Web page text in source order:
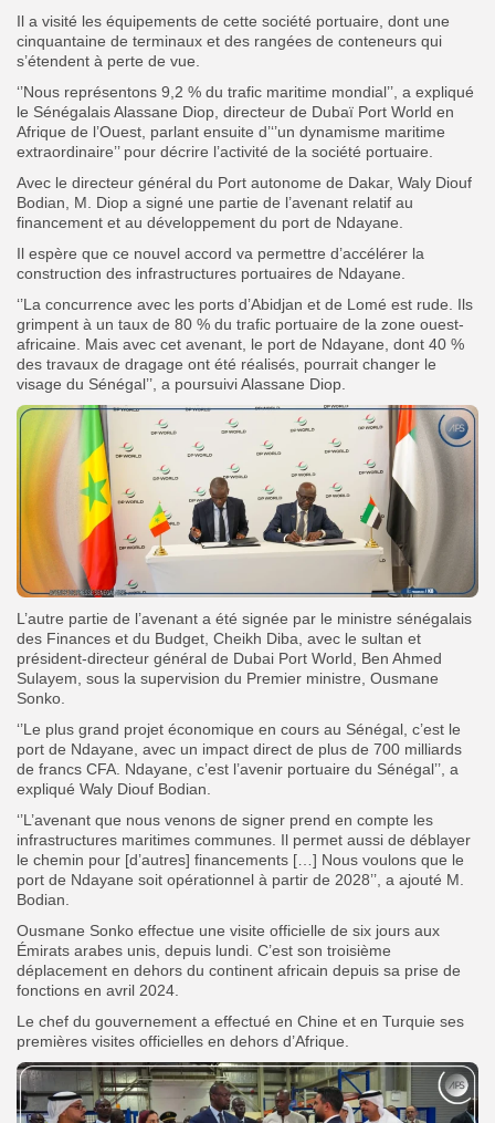
Il a visité les équipements de cette société portuaire, dont une
cinquantaine de terminaux et des rangées de conteneurs qui
s’étendent à perte de vue.
‘’Nous représentons 9,2 % du trafic maritime mondial’’, a expliqué
le Sénégalais Alassane Diop, directeur de Dubaï Port World en
Afrique de l’Ouest, parlant ensuite d’‘’un dynamisme maritime
extraordinaire’’ pour décrire l’activité de la société portuaire.
Avec le directeur général du Port autonome de Dakar, Waly Diouf
Bodian, M. Diop a signé une partie de l’avenant relatif au
financement et au développement du port de Ndayane.
Il espère que ce nouvel accord va permettre d’accélérer la
construction des infrastructures portuaires de Ndayane.
‘’La concurrence avec les ports d’Abidjan et de Lomé est rude. Ils
grimpent à un taux de 80 % du trafic portuaire de la zone ouest-
africaine. Mais avec cet avenant, le port de Ndayane, dont 40 %
des travaux de dragage ont été réalisés, pourrait changer le
visage du Sénégal’’, a poursuivi Alassane Diop.
L’autre partie de l’avenant a été signée par le ministre sénégalais
des Finances et du Budget, Cheikh Diba, avec le sultan et
président-directeur général de Dubai Port World, Ben Ahmed
Sulayem, sous la supervision du Premier ministre, Ousmane
Sonko.
‘’Le plus grand projet économique en cours au Sénégal, c’est le
port de Ndayane, avec un impact direct de plus de 700 milliards
de francs CFA. Ndayane, c’est l’avenir portuaire du Sénégal’’, a
expliqué Waly Diouf Bodian.
‘’L’avenant que nous venons de signer prend en compte les
infrastructures maritimes communes. Il permet aussi de déblayer
le chemin pour [d’autres] financements […] Nous voulons que le
port de Ndayane soit opérationnel à partir de 2028’’, a ajouté M.
Bodian.
Ousmane Sonko effectue une visite officielle de six jours aux
Émirats arabes unis, depuis lundi. C’est son troisième
déplacement en dehors du continent africain depuis sa prise de
fonctions en avril 2024.
Le chef du gouvernement a effectué en Chine et en Turquie ses
premières visites officielles en dehors d’Afrique.